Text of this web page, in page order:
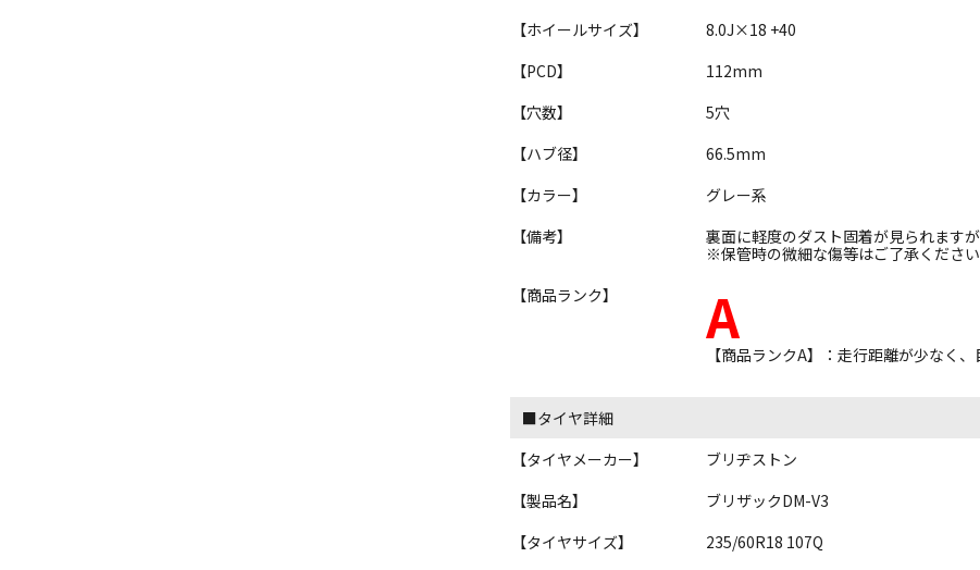
【ホイールサイズ】
8.0J×18 +40
【PCD】
112mm
【穴数】
5穴
【ハブ径】
66.5mm
【カラー】
グレー系
【備考】
裏面に軽度のダスト固着が見られます
※保管時の微細な傷等はご了承ください
【商品ランク】
A
【商品ランクA】：走行距離が少なく
■タイヤ詳細
【タイヤメーカー】
ブリヂストン
【製品名】
ブリザックDM-V3
【タイヤサイズ】
235/60R18 107Q